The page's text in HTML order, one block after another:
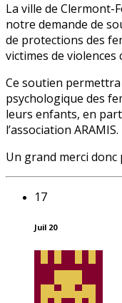
La ville de Clermont-
notre demande de
de protections des
victimes de violences
Ce soutien
psychologique des
leurs enfants, en
l’association ARAMIS.
Un grand merci donc
17
Juil 20